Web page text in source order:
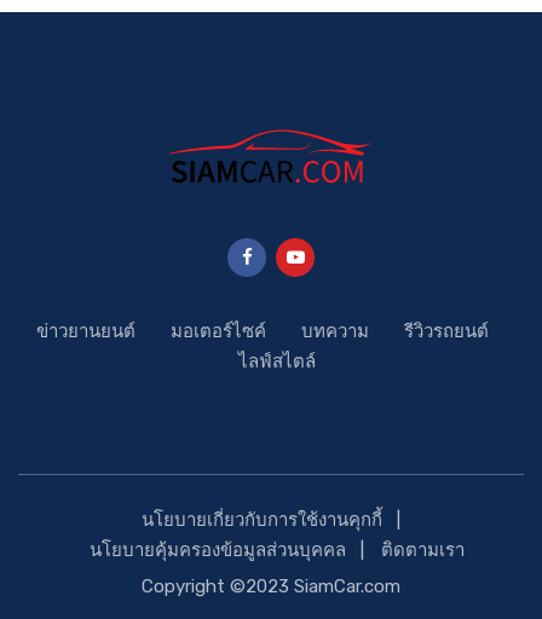
ข่าวยานยนต์ มอเตอร์ไซค์ บทความ
รีวิวรถยนต์
ไลฟ์สไตล์
นโยบายเกี่ยวกับการใช้งานคุกกี้
นโยบายคุ้มครองข้อมูลส่วนบุคคล
ติดตามเรา
Copyright ©2023 SiamCar.com